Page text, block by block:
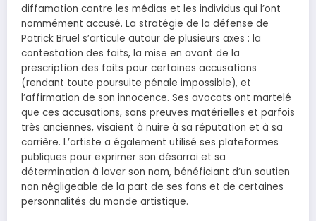
diffamation contre les médias et les individus qui l’ont
nommément accusé. La stratégie de la défense de
Patrick Bruel s’articule autour de plusieurs axes : la
contestation des faits, la mise en avant de la
prescription des faits pour certaines accusations
(rendant toute poursuite pénale impossible), et
l’affirmation de son innocence. Ses avocats ont martelé
que ces accusations, sans preuves matérielles et parfois
très anciennes, visaient à nuire à sa réputation et à sa
carrière. L’artiste a également utilisé ses plateformes
publiques pour exprimer son désarroi et sa
détermination à laver son nom, bénéficiant d’un soutien
non négligeable de la part de ses fans et de certaines
personnalités du monde artistique.